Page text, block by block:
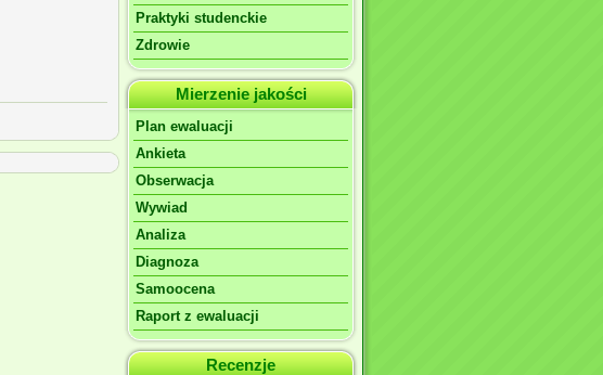
Praktyki studenckie
Zdrowie
Mierzenie jakości
Plan ewaluacji
Ankieta
Obserwacja
Wywiad
Analiza
Diagnoza
Samoocena
Raport z ewaluacji
Recenzje